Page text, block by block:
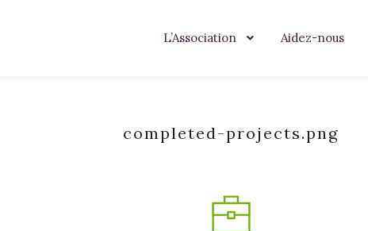
L’Association Aidez-nous
completed-projects.png